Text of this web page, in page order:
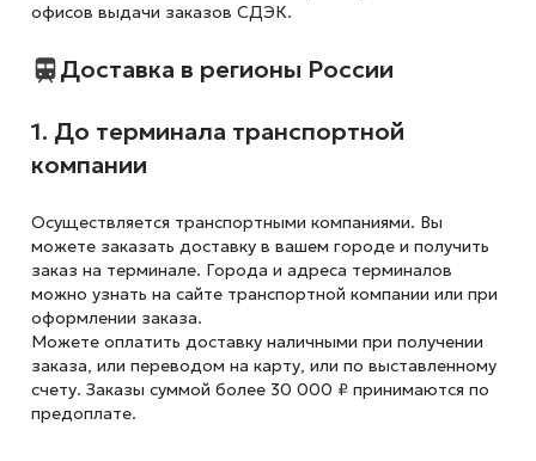
офисов выдачи заказов СДЭК.
Доставка в регионы России
1. До терминала транспортной
компании
Осуществляется транспортными компаниями. Вы
можете заказать доставку в вашем городе и получить
заказ на терминале. Города и адреса терминалов
можно узнать на сайте транспортной компании или при
оформлении заказа.
Можете оплатить доставку наличными при получении
заказа, или переводом на карту, или по выставленному
счету. Заказы суммой более 30 000 ₽ принимаются по
предоплате.